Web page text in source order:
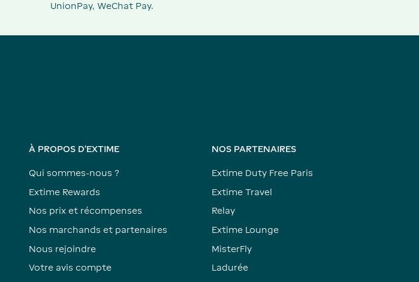
UnionPay, WeChat Pay.
À PROPOS D'EXTIME
Qui sommes-nous ?
Extime Rewards
Nos prix et récompenses
Nos marchands et partenaires
Nous rejoindre
Votre avis compte
NOS PARTENAIRES
Extime Duty Free Paris
Extime Travel
Relay
Extime Lounge
MisterFly
Ladurée